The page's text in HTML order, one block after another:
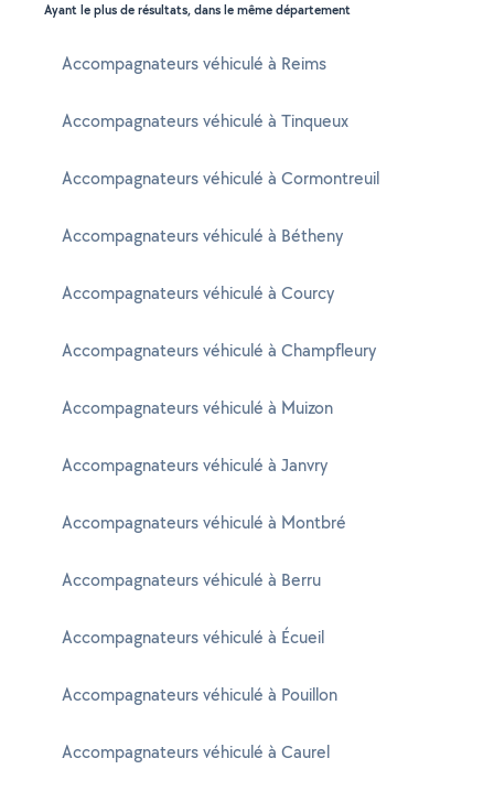
Ayant le plus de résultats, dans le même département
Accompagnateurs véhiculé à Reims
Accompagnateurs véhiculé à Tinqueux
Accompagnateurs véhiculé à Cormontreuil
Accompagnateurs véhiculé à Bétheny
Accompagnateurs véhiculé à Courcy
Accompagnateurs véhiculé à Champfleury
Accompagnateurs véhiculé à Muizon
Accompagnateurs véhiculé à Janvry
Accompagnateurs véhiculé à Montbré
Accompagnateurs véhiculé à Berru
Accompagnateurs véhiculé à Écueil
Accompagnateurs véhiculé à Pouillon
Accompagnateurs véhiculé à Caurel